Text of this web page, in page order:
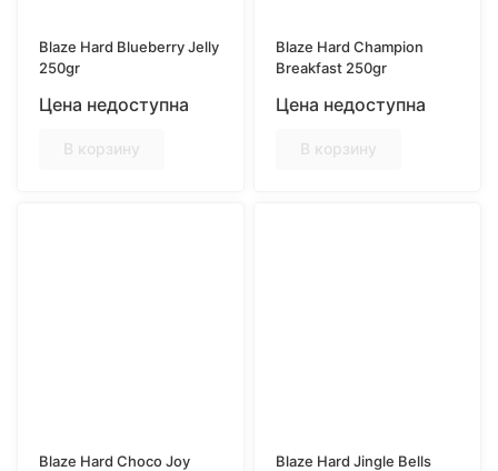
Blaze Hard Blueberry Jelly
250gr
Цена недоступна
В корзину
Blaze Hard Champion
Breakfast 250gr
Цена недоступна
В корзину
Blaze Hard Choco Joy
Blaze Hard Jingle Bells